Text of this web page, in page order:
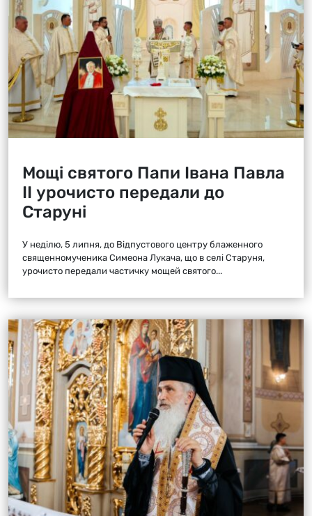
Мощі святого Папи Івана Павла
ІІ урочисто передали до
Старуні
У неділю, 5 липня, до Відпустового центру блаженного
священномученика Симеона Лукача, що в селі Старуня,
урочисто передали частичку мощей святого...